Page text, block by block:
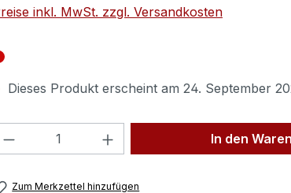
inkl. MwSt. zzgl. Versandkosten
Dieses Produkt erscheint am 24. September
Produkt Anzahl: Gib denIn den
Zum Merkzettel hinzufügen